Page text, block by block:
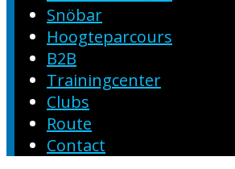
Snöbar
Hoogteparcours
B2B
Trainingcenter
Clubs
Route
Contact